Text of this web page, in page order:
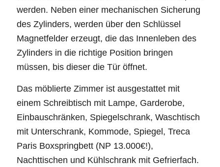
werden. Neben einer mechanischen Sicherung
des Zylinders, werden über den Schlüssel
Magnetfelder erzeugt, die das Innenleben des
Zylinders in die richtige Position bringen
müssen, bis dieser die Tür öffnet.
Das möblierte Zimmer ist ausgestattet mit
einem Schreibtisch mit Lampe, Garderobe,
Einbauschränken, Spiegelschrank, Waschtisch
mit Unterschrank, Kommode, Spiegel, Treca
Paris Boxspringbett (NP 13.000€!),
Nachttischen und Kühlschrank mit Gefrierfach.